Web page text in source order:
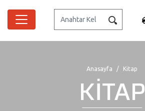
Anasayfa Kitap
KİTAP